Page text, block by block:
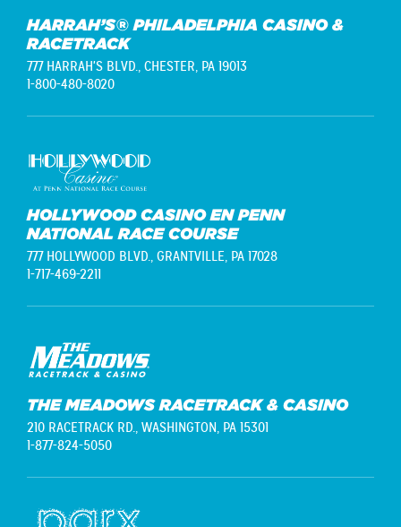
HARRAH’S® PHILADELPHIA CASINO &
RACETRACK
777 HARRAH'S BLVD., CHESTER, PA 19013
1-800-480-8020
HOLLYWOOD CASINO EN PENN
NATIONAL RACE COURSE
777 HOLLYWOOD BLVD., GRANTVILLE, PA 17028
1-717-469-2211
THE MEADOWS RACETRACK & CASINO
210 RACETRACK RD., WASHINGTON, PA 15301
1-877-824-5050